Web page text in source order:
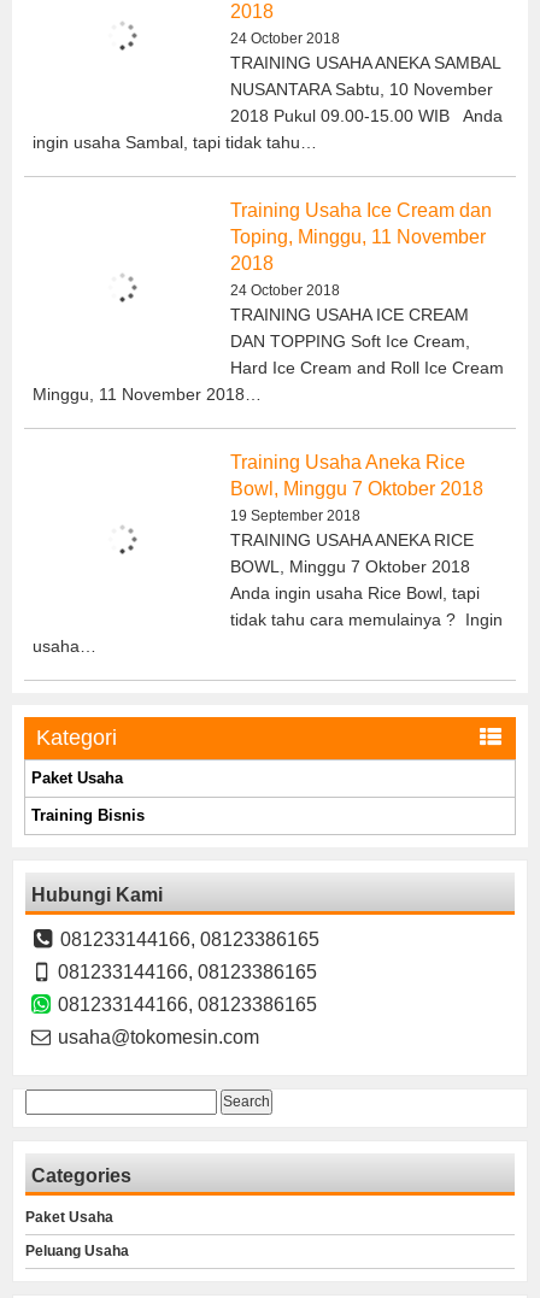
2018
24 October 2018
TRAINING USAHA ANEKA SAMBAL
NUSANTARA Sabtu, 10 November
2018 Pukul 09.00-15.00 WIB Anda
ingin usaha Sambal, tapi tidak tahu…
Training Usaha Ice Cream dan
Toping, Minggu, 11 November
2018
24 October 2018
TRAINING USAHA ICE CREAM
DAN TOPPING Soft Ice Cream,
Hard Ice Cream and Roll Ice Cream
Minggu, 11 November 2018…
Training Usaha Aneka Rice
Bowl, Minggu 7 Oktober 2018
19 September 2018
TRAINING USAHA ANEKA RICE
BOWL, Minggu 7 Oktober 2018
Anda ingin usaha Rice Bowl, tapi
tidak tahu cara memulainya ? Ingin
usaha…
Kategori
Paket Usaha
Training Bisnis
Hubungi Kami
081233144166, 08123386165
081233144166, 08123386165
081233144166, 08123386165
usaha@tokomesin.com
for:
Categories
Paket Usaha
Peluang Usaha